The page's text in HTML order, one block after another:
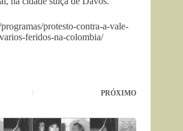
protesto-contra-a-vale-
feridos-na-colombia/
PRÓXIMO